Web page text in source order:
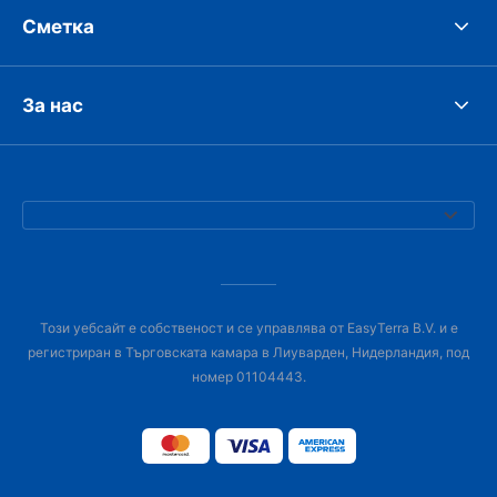
Сметка
За нас
Този уебсайт е собственост и се управлява от EasyTerra B.V. и е
регистриран в Търговската камара в Лиуварден, Нидерландия, под
номер 01104443.